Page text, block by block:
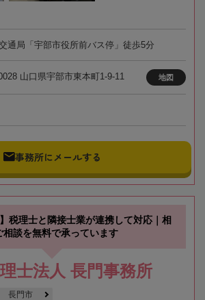
通局「宇部市役所前バス停」徒歩5分
山口県宇部市東本町1-9-11 地図
事務所にメールする
税理士と隣接士業が連携して対応｜相
相談を無料で承っています
士法人 長門事務所
長門市